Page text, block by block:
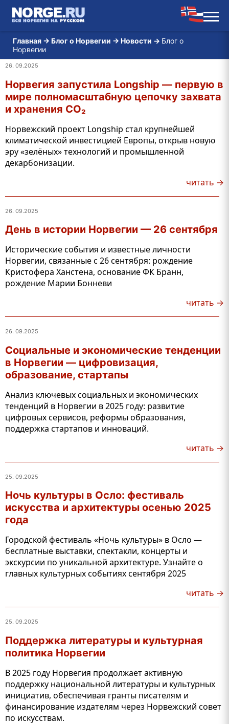
Главная → Блог о Норвегии → Новости → Блог о
Норвегии
26. 09.2025
Норвегия запустила Longship — первую в
мире полномасштабную цепочку захвата
и хранения CO₂
Норвежский проект Longship стал крупнейшей
климатической инвестицией Европы, открыв новую
эру «зелёных» технологий и промышленной
декарбонизации.
читать →
26. 09.2025
День в истории Норвегии — 26 сентября
Исторические события и известные личности
Норвегии, связанные с 26 сентября: рождение
Кристофера Ханстена, основание ФК Бранн,
рождение Марии Бонневи
читать →
26. 09.2025
Социальные и экономические тенденции
в Норвегии — цифровизация,
образование, стартапы
Анализ ключевых социальных и экономических
тенденций в Норвегии в 2025 году: развитие
цифровых сервисов, реформы образования,
поддержка стартапов и инноваций.
читать →
25. 09.2025
Ночь культуры в Осло: фестиваль
искусства и архитектуры осенью 2025
года
Городской фестиваль «Ночь культуры» в Осло —
бесплатные выставки, спектакли, концерты и
экскурсии по уникальной архитектуре. Узнайте о
главных культурных событиях сентября 2025
читать →
25. 09.2025
Поддержка литературы и культурная
политика Норвегии
В 2025 году Норвегия продолжает активную
поддержку национальной литературы и культурных
инициатив, обеспечивая гранты писателям и
финансирование издателям через Норвежский совет
по искусствам.